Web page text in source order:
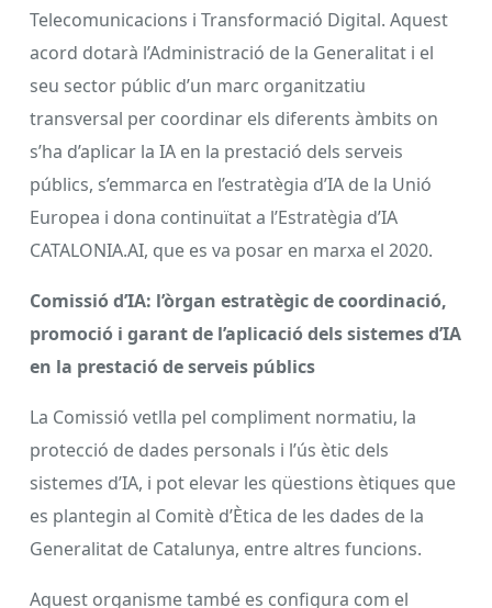
Telecomunicacions i Transformació Digital. Aquest
acord dotarà l’Administració de la Generalitat i el
seu sector públic d’un marc organitzatiu
transversal per coordinar els diferents àmbits on
s’ha d’aplicar la IA en la prestació dels serveis
públics, s’emmarca en l’estratègia d’IA de la Unió
Europea i dona continuïtat a l’Estratègia d’IA
CATALONIA.AI, que es va posar en marxa el 2020.
Comissió d’IA: l’òrgan estratègic de coordinació,
promoció i garant de l’aplicació dels sistemes d’IA
en la prestació de serveis públics
La Comissió vetlla pel compliment normatiu, la
protecció de dades personals i l’ús ètic dels
sistemes d’IA, i pot elevar les qüestions ètiques que
es plantegin al Comitè d’Ètica de les dades de la
Generalitat de Catalunya, entre altres funcions.
Aquest organisme també es configura com el